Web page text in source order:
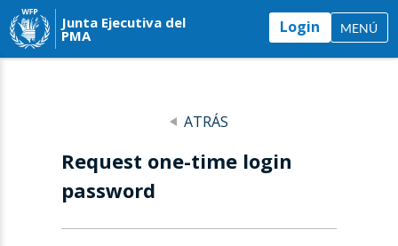
Junta Ejecutiva del
PMA Login MENÚ
ATRÁS
Request one-time login
password